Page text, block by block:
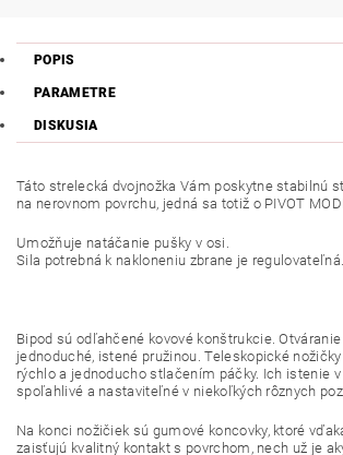
POPIS
PARAMETRE
DISKUSIA
Táto strelecká dvojnožka Vám poskytne stabilnú
na nerovnom povrchu, jedná sa totiž o PIVOT
Umožňuje natáčanie pušky v osi.
Sila potrebná k nakloneniu zbrane je regulovateľná.
Bipod sú odľahčené kovové konštrukcie.
jednoduché, istené pružinou. Teleskopické
rýchlo a jednoducho stlačením páčky. Ich istenie
spoľahlivé a nastaviteľné v niekoľkých rôznych
Na konci nožičiek sú gumové koncovky, ktoré
zaisťujú kvalitný kontakt s povrchom, nech už je